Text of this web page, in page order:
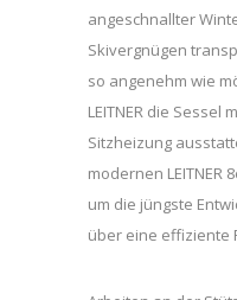
angeschnallter
Skivergnügen
so angenehm wie
LEITNER die
Sitzheizung
modernen LEITNER
um die jüngste
über eine effiziente